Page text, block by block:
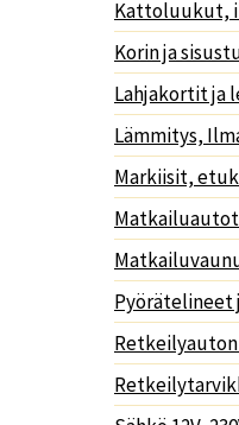
Kattoluukut,
Korin ja
Lahjakortit ja
Lämmitys,
Markiisit,